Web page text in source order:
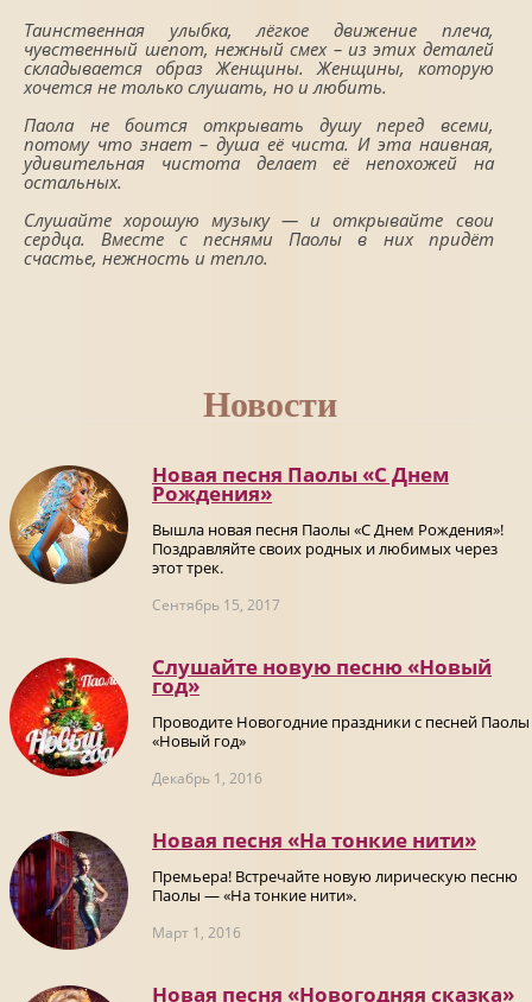
Таинственная улыбка, лёгкое движение плеча,
чувственный шепот, нежный смех – из этих деталей
складывается образ Женщины. Женщины, которую
хочется не только слушать, но и любить.
Паола не боится открывать душу перед всеми,
потому что знает – душа её чиста. И эта наивная,
удивительная чистота делает её непохожей на
остальных.
Слушайте хорошую музыку — и открывайте свои
сердца. Вместе с песнями Паолы в них придёт
счастье, нежность и тепло.
Новости
Новая песня Паолы «С Днем
Рождения»
Вышла новая песня Паолы «С Днем Рождения»!
Поздравляйте своих родных и любимых через
этот трек.
Сентябрь 15, 2017
Слушайте новую песню «Новый
год»
Проводите Новогодние праздники с песней Паолы
«Новый год»
Декабрь 1, 2016
Новая песня «На тонкие нити»
Премьера! Встречайте новую лирическую песню
Паолы — «На тонкие нити».
Март 1, 2016
Новая песня «Новогодняя сказка»